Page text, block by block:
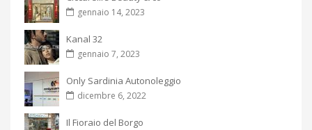
gennaio 14, 2023
Kanal 32
gennaio 7, 2023
Only Sardinia Autonoleggio
dicembre 6, 2022
Il Fioraio del Borgo